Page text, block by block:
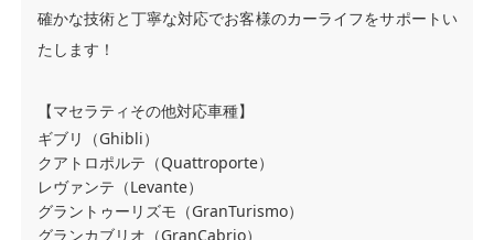
確かな技術と丁寧な対応でお客様のカーライフをサポートい
たします！
【マセラティその他対応車種】
ギブリ（Ghibli）
クアトロポルテ（Quattroporte）
レヴァンテ（Levante）
グラントゥーリズモ（GranTurismo）
グランカブリオ（GranCabrio）